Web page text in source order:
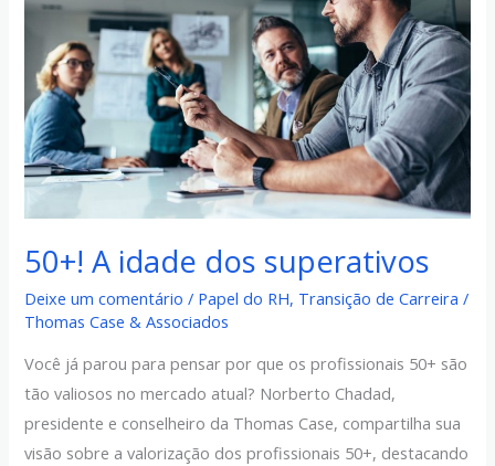
50+! A idade dos superativos
Deixe um comentário / Papel do RH, Transição de Carreira /
Thomas Case & Associados
Você já parou para pensar por que os profissionais 50+ são
tão valiosos no mercado atual? Norberto Chadad,
presidente e conselheiro da Thomas Case, compartilha sua
visão sobre a valorização dos profissionais 50+, destacando
superativos